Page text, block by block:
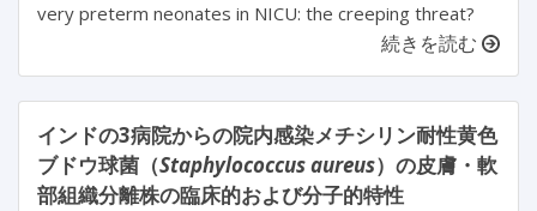
very preterm neonates in NICU: the creeping threat?
続きを読む
インドの3病院からの院内感染メチシリン耐性黄色
ブドウ球菌（Staphylococcus aureus）の皮膚・軟
部組織分離株の臨床的および分子的特性